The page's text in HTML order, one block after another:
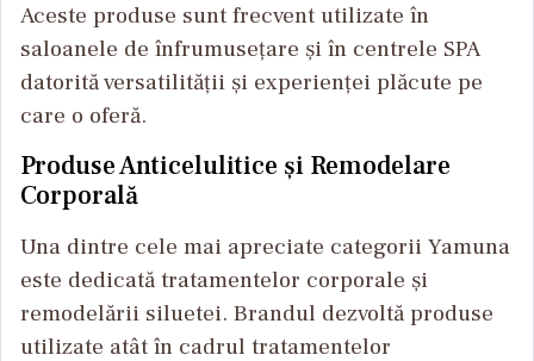
Aceste produse sunt frecvent utilizate în
saloanele de înfrumusețare și în centrele SPA
datorită versatilității și experienței plăcute pe
care o oferă.
Produse Anticelulitice și Remodelare
Corporală
Una dintre cele mai apreciate categorii Yamuna
este dedicată tratamentelor corporale și
remodelării siluetei. Brandul dezvoltă produse
utilizate atât în cadrul tratamentelor